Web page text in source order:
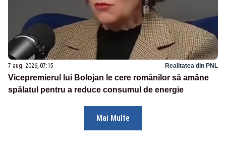
7 aug. 2026, 07:15 Realitatea din PNL
Vicepremierul lui Bolojan le cere românilor să amâne
spălatul pentru a reduce consumul de energie
Mai Multe